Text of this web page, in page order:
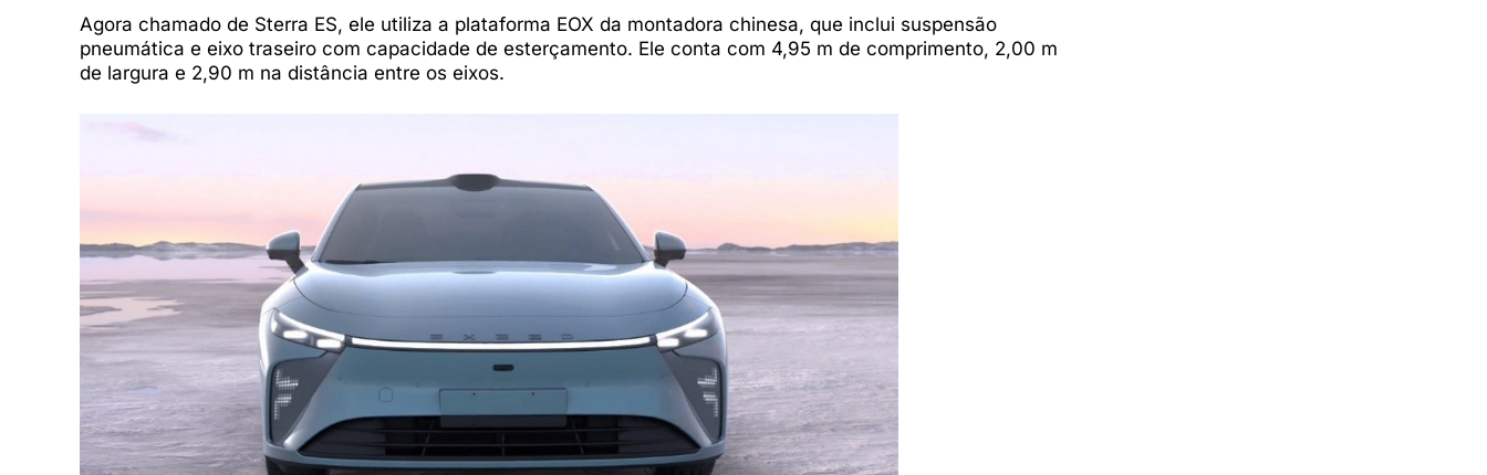
Agora chamado de Sterra ES, ele utiliza a plataforma EOX da montadora chinesa, que inclui suspensão
pneumática e eixo traseiro com capacidade de esterçamento. Ele conta com 4,95 m de comprimento, 2,00 m
de largura e 2,90 m na distância entre os eixos.